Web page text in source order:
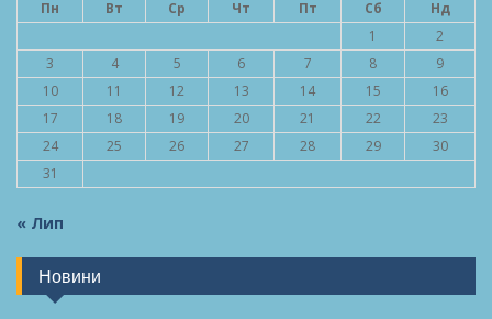
Пн Вт Ср Чт Пт Сб
Нд
1
2
3
4 5 6 7 8
9
10
11 12 13 14 15
16
17
18 19 20 21 22
23
24
25 26 27 28 29
30
31
« Лип
Новини